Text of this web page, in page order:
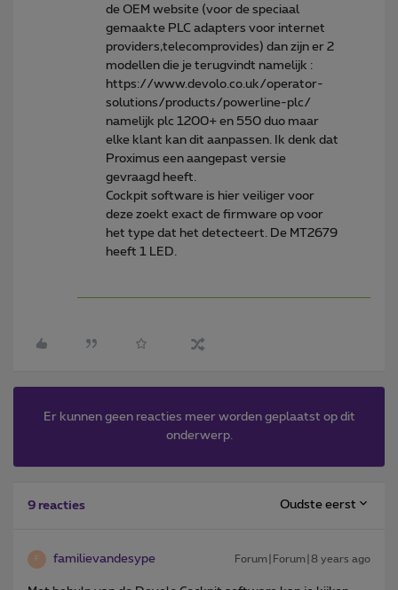
de OEM website (voor de speciaal
gemaakte PLC adapters voor internet
providers,telecomprovides) dan zijn er 2
modellen die je terugvindt namelijk :
https://www.devolo.co.uk/operator-
solutions/products/powerline-plc/
namelijk plc 1200+ en 550 duo maar
elke klant kan dit aanpassen. Ik denk dat
Proximus een aangepast versie
gevraagd heeft.
Cockpit software is hier veiliger voor
deze zoekt exact de firmware op voor
het type dat het detecteert. De MT2679
heeft 1 LED.
Er kunnen geen reacties meer worden geplaatst op dit
onderwerp.
9 reacties Oudste eerst
F familievandesype Forum|Forum|8 years ago